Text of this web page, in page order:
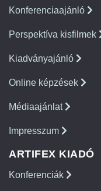
Konferenciaajánló
Perspektíva kisfilmek
Kiadványajánló
Online képzések
Médiaajánlat
Impresszum
ARTIFEX KIADÓ
Konferenciák